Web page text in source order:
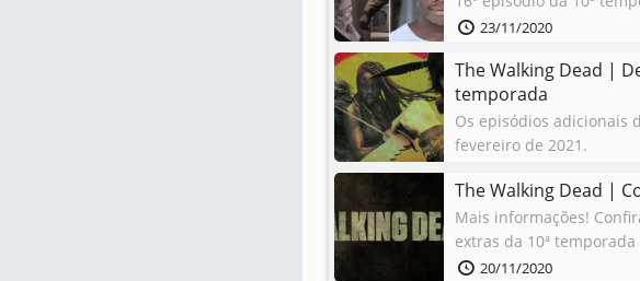
23/11/2020
The Walking Dead |
temporada
Os episódios adicionais
fevereiro de 2021.
The Walking Dead |
Mais informações!
extras da 10ª
20/11/2020